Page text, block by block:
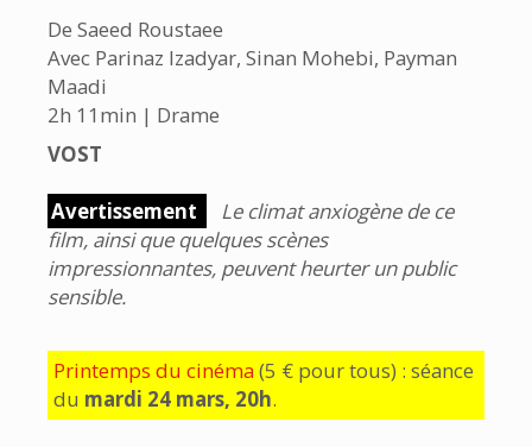
De Saeed Roustaee
Avec Parinaz Izadyar, Sinan Mohebi, Payman
Maadi
2h 11min | Drame
VOST
Avertissement
Le climat anxiogène de ce
film, ainsi que quelques scènes
impressionnantes, peuvent heurter un public
sensible.
Printemps du cinéma(5 € pour tous) : séance
du mardi 24 mars, 20h.